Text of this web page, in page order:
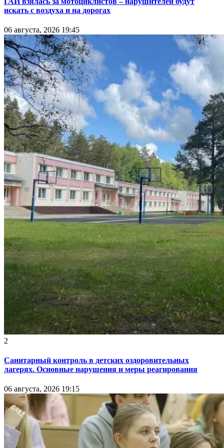
искать с воздуха и на дорогах
06 августа, 2026 19:45
2
Санитарный контроль в детских оздоровительных
лагерях. Основные нарушения и меры реагирования
06 августа, 2026 19:15